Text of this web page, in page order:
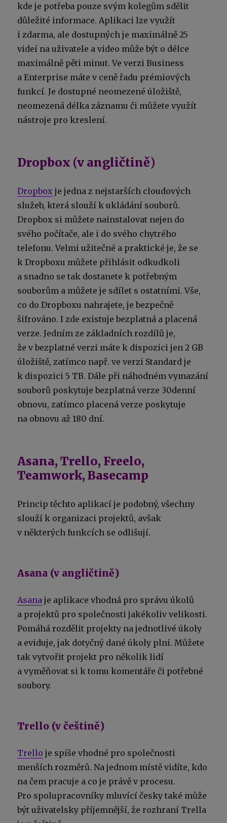
kde je potřeba pouze svým kolegům sdělit
důležité informace. Aplikaci lze využít
i zdarma, ale dostupných je maximálně 25
videí na uživatele a video může být o délce
maximálně pěti minut. Ve verzi Business
a Enterprise máte v ceně řadu prémiových
funkcí. Je dostupné neomezené úložiště,
neomezená délka záznamu či můžete využít
nástroje pro kreslení.
Dropbox (v angličtině)
Dropbox je jedna z nejstarších cloudových
služeb, která slouží k ukládání souborů.
Dropbox si můžete nainstalovat nejen do
svého počítače, ale i do svého chytrého
telefonu. Velmi užitečné a praktické je, že se
k Dropboxu můžete přihlásit odkudkoli
a snadno se tak dostanete k potřebným
souborům a můžete je sdílet s ostatními. Vše,
co do Dropboxu nahrajete, je bezpečně
šifrováno. I zde existuje bezplatná a placená
verze. Jedním ze základních rozdílů je,
že v bezplatné verzi máte k dispozici jen 2 GB
úložiště, zatímco např. ve verzi Standard je
k dispozici 5 TB. Dále při náhodném vymazání
souborů poskytuje bezplatná verze 30denní
obnovu, zatímco placená verze poskytuje
na obnovu až 180 dní.
Asana, Trello, Freelo,
Teamwork, Basecamp
Princip těchto aplikací je podobný, všechny
slouží k organizaci projektů, avšak
v některých funkcích se odlišují.
Asana (v angličtině)
Asana je aplikace vhodná pro správu úkolů
a projektů pro společnosti jakékoliv velikosti.
Pomáhá rozdělit projekty na jednotlivé úkoly
a eviduje, jak dotyčný dané úkoly plní. Můžete
tak vytvořit projekt pro několik lidí
a vyměňovat si k tomu komentáře či potřebné
soubory.
Trello (v češtině)
Trello je spíše vhodné pro společnosti
menších rozměrů. Na jednom místě vidíte, kdo
na čem pracuje a co je právě v procesu.
Pro spolupracovníky mluvící česky také může
být uživatelsky příjemnější, že rozhraní Trella